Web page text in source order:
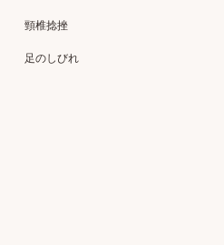
頸椎捻挫
足のしびれ